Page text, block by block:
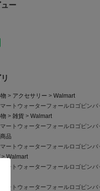
ー
アクセサリー
Walmart
ートウォーターフォールロゴピンバ
雑貨
Walmart
ートウォーターフォールロゴピンバ
品
ートウォーターフォールロゴピンバ
Walmart
ートウォーターフォールロゴピンバ
ートウォーターフォールロゴピンバ